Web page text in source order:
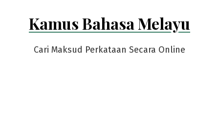
Kamus Bahasa Melayu
Cari Maksud Perkataan Secara Online